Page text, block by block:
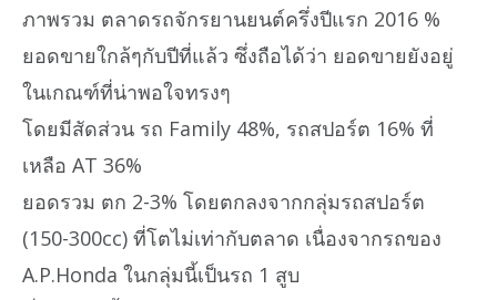
ภาพรวม ตลาดรถจักรยานยนต์ครึ่งปีแรก 2016 %
ยอดขายใกล้ๆกับปีที่แล้ว ซึ่งถือได้ว่า ยอดขายยังอยู่
ในเกณฑ์ที่น่าพอใจทรงๆ
โดยมีสัดส่วน รถ Family 48%, รถสปอร์ต 16% ที่
เหลือ AT 36%
ยอดรวม ตก 2-3% โดยตกลงจากกลุ่มรถสปอร์ต
(150-300cc) ที่โตไม่เท่ากับตลาด เนื่องจากรถของ
A.P.Honda ในกลุ่มนี้เป็นรถ 1 สูบ